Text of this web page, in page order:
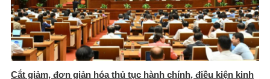
Cắt giảm, đơn giản hóa thủ tục hành chính, điều kiện kinh